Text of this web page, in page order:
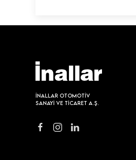
İNALLAR OTOMOTİV
SANAYİ VE TİCARET A.Ş.